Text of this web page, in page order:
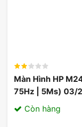
Màn Hình HP
75Hz | 5Ms) 03/
Còn hàng